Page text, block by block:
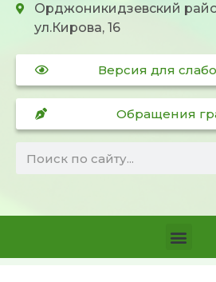
Орджоникидзевский
ул.Кирова, 16
Версия для
Обращения